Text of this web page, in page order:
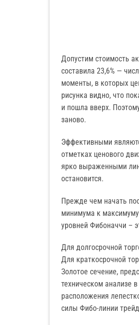
Допустим стоимость
составила 23,6% —
моменты, в которых
рисунка видно, что
и пошла вверх.
заново.
Эффективными
отметках ценового
ярко выраженными
остановится.
Прежде чем начать
минимума к
уровней Фибоначчи –
Для долгосрочной
Для краткосрочной
Золотое сечение,
техническом анализе
расположения
силы Фибо-линии